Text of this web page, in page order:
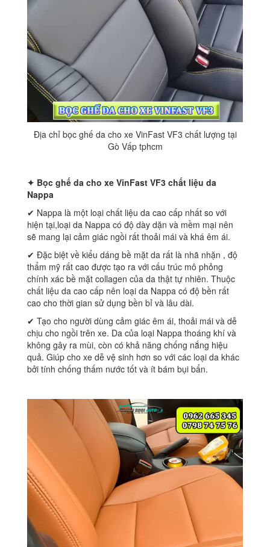
Địa chỉ bọc ghế da cho xe VinFast VF3 chất lượng tại
Gò Vấp tphcm
✦ Bọc ghế da cho xe VinFast VF3 chất liệu da
Nappa
✔ Nappa là một loại chất liệu da cao cấp nhất so với
hiện tại,loại da Nappa có độ dày dặn và mềm mại nên
sẽ mang lại cảm giác ngồi rất thoải mái và khá êm ái.
✔ Đặc biệt về kiểu dáng bề mặt da rất là nhã nhặn , độ
thẩm mỹ rất cao được tạo ra với cấu trúc mô phỏng
chính xác bề mặt collagen của da thật tự nhiên. Thuộc
chất liệu da cao cấp nên loại da Nappa có độ bền rất
cao cho thời gian sử dụng bền bỉ và lâu dài.
✔ Tạo cho người dùng cảm giác êm ái, thoải mái và dễ
chịu cho ngồi trên xe. Da của loại Nappa thoáng khí và
không gây ra mùi, còn có khả năng chống nắng hiệu
quả. Giúp cho xe dễ vệ sinh hơn so với các loại da khác
bởi tính chống thấm nước tốt và ít bám bụi bẩn.